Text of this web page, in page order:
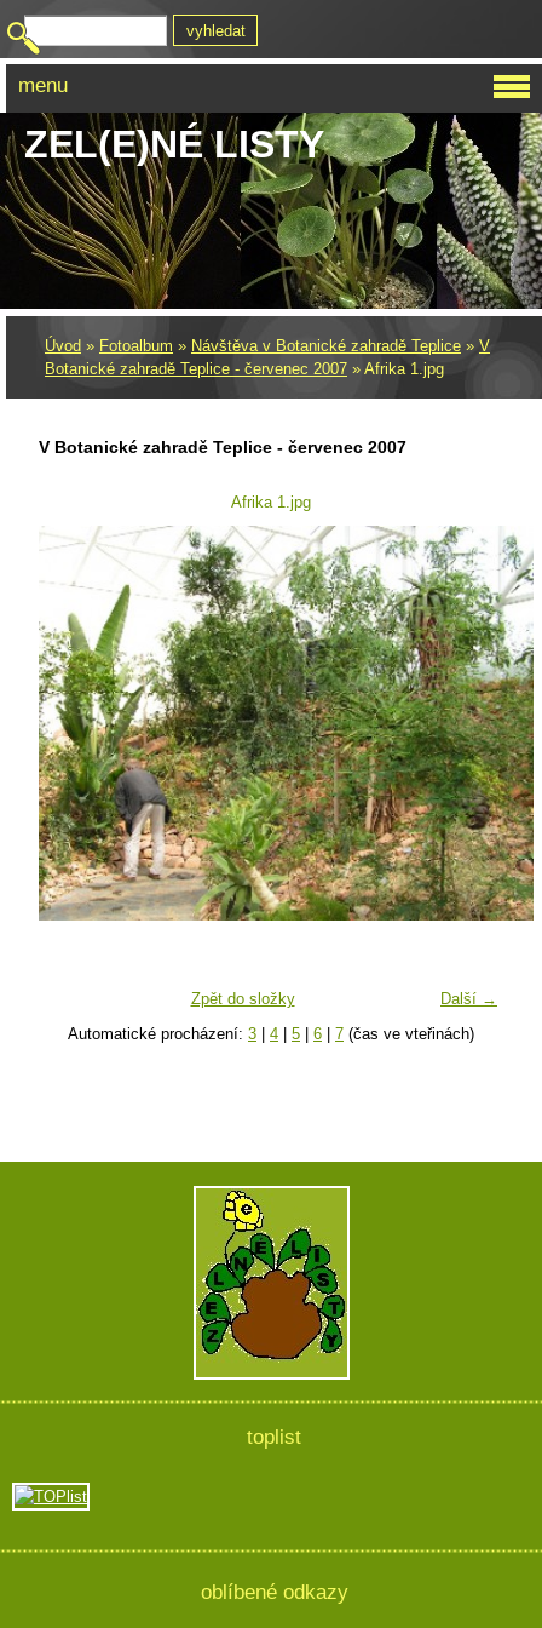
ZEL(E)NÉ LISTY
Úvod » Fotoalbum » Návštěva v Botanické zahradě Teplice » V
Botanické zahradě Teplice - červenec 2007 » Afrika 1.jpg
V Botanické zahradě Teplice - červenec 2007
Afrika 1.jpg
Další →
Zpět do složky
Automatické procházení: 3 | 4 | 5 | 6 | 7 (čas ve vteřinách)
menu
toplist
oblíbené odkazy